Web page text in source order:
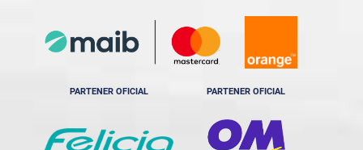
PARTENER OFICIAL PARTENER OFICIAL